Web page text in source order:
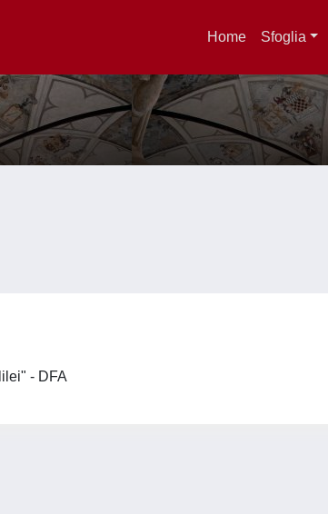
Home Sfoglia
- DFA